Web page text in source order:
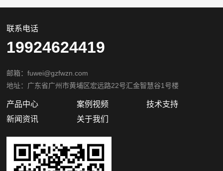
联系电话
19924624419
邮箱：fuwei@gzfwzn.com
地址：广东省广州市黄埔区宏远路22号汇金智慧谷1号楼
产品中心 案例视频
技术支持
新闻资讯
关于我们